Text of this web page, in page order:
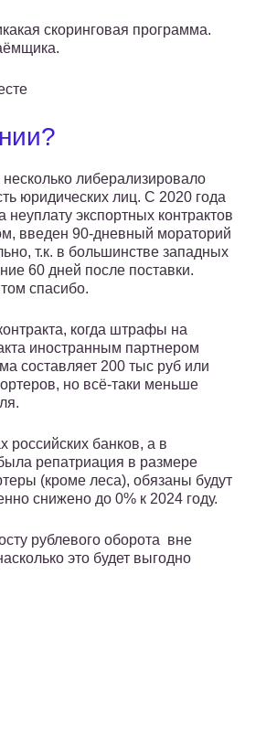
скоринговая программа.
либерализировало
юридических лиц. С 2020 года
экспортных контрактов
введен 90-дневный мораторий
т.к. в большинстве западных
60 дней после поставки.
спасибо.
когда штрафы на
иностранным партнером
составляет 200 тыс руб или
но всё-таки меньше
российских банков, а в
репатриация в размере
(кроме леса), обязаны будут
снижено до 0% к 2024 году.
рублевого оборота вне
это будет выгодно